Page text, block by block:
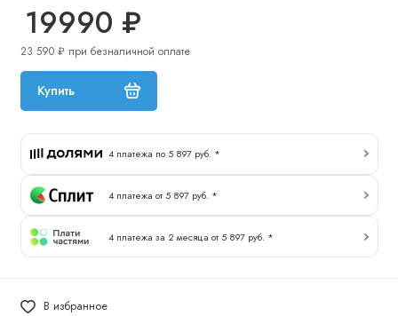
19990 ₽
23 590 ₽ при безналичной оплате
Купить
4 платежа по 5 897 руб. *
4 платежа от 5 897 руб. *
4 платежа за 2 месяца от 5 897 руб. *
В избранное